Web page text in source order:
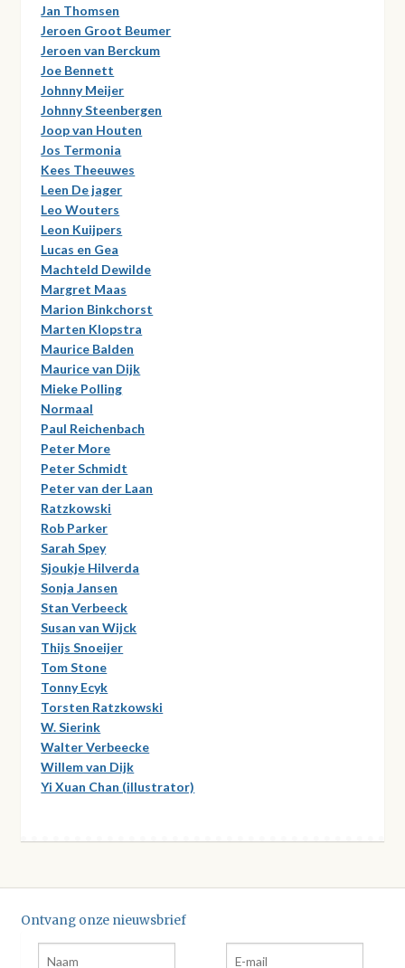
Jan Thomsen
Jeroen Groot Beumer
Jeroen van Berckum
Joe Bennett
Johnny Meijer
Johnny Steenbergen
Joop van Houten
Jos Termonia
Kees Theeuwes
Leen De jager
Leo Wouters
Leon Kuijpers
Lucas en Gea
Machteld Dewilde
Margret Maas
Marion Binkchorst
Marten Klopstra
Maurice Balden
Maurice van Dijk
Mieke Polling
Normaal
Paul Reichenbach
Peter More
Peter Schmidt
Peter van der Laan
Ratzkowski
Rob Parker
Sarah Spey
Sjoukje Hilverda
Sonja Jansen
Stan Verbeeck
Susan van Wijck
Thijs Snoeijer
Tom Stone
Tonny Ecyk
Torsten Ratzkowski
W. Sierink
Walter Verbeecke
Willem van Dijk
Yi Xuan Chan (illustrator)
Ontvang onze nieuwsbrief